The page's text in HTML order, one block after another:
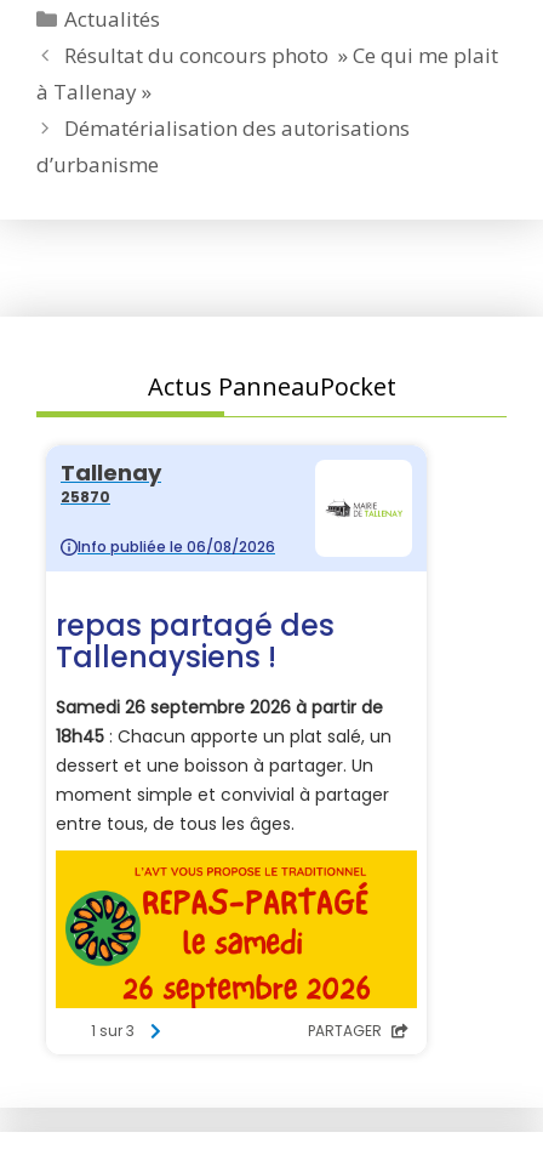
Catégories
Actualités
Résultat du concours photo » Ce qui me plait
à Tallenay »
Dématérialisation des autorisations
d’urbanisme
Actus PanneauPocket